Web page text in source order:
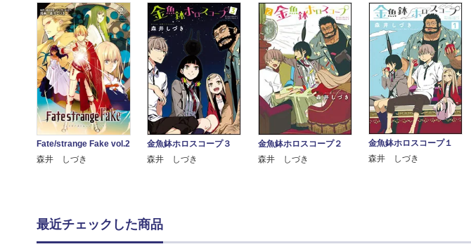
Fate/strange Fake vol.2
森井 しづき
金魚鉢ホロスコープ３
森井 しづき
金魚鉢ホロスコープ２
森井 しづき
金魚鉢ホロスコープ１
森井 しづき
最近チェックした商品